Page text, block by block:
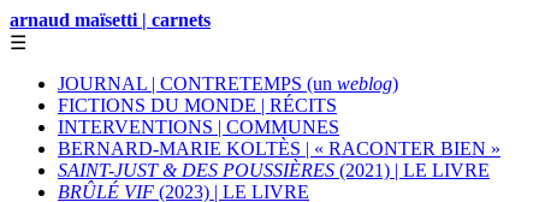
arnaud maïsetti | carnets
☰
JOURNAL | CONTRETEMPS (un weblog)
FICTIONS DU MONDE | RÉCITS
INTERVENTIONS | COMMUNES
BERNARD-MARIE KOLTÈS | « RACONTER BIEN »
SAINT-JUST & DES POUSSIÈRES (2021) | LE LIVRE
BRÛLÉ VIF (2023) | LE LIVRE